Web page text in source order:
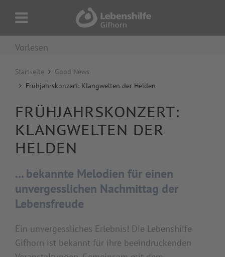
Vorlesen
Startseite
Good News
Frühjahrskonzert: Klangwelten der Helden
FRÜHJAHRSKONZERT:
KLANGWELTEN DER
HELDEN
... bekannte Melodien für einen
unvergesslichen Nachmittag der
Lebensfreude
Ein unvergessliches Erlebnis! Die Lebenshilfe
Gifhorn ist bekannt für ihre beeindruckenden